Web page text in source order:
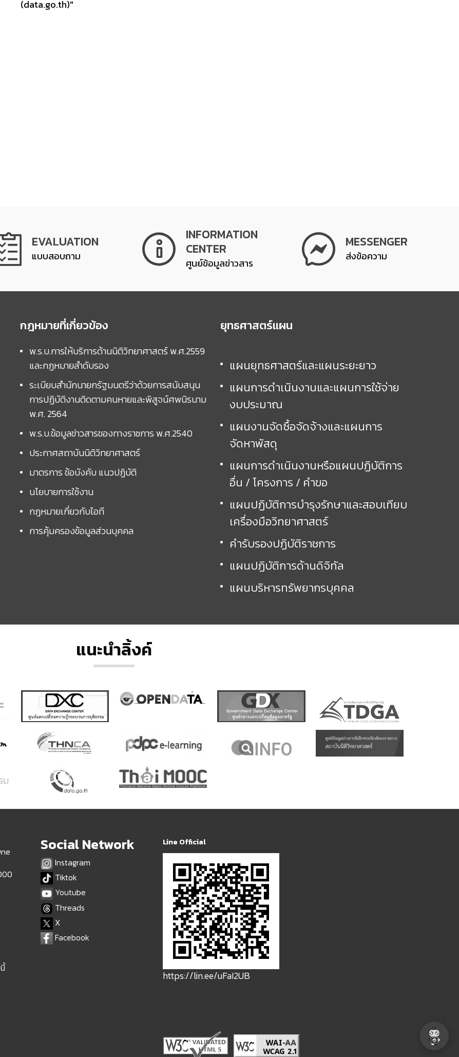
(data.go.th)"
EVALUATION
แบบสอบถาม
INFORMATION
CENTER
ศูนย์ข้อมูลข่าวสาร
MESSENGER
ส่งข้อความ
กฎหมายที่เกี่ยวข้อง
พ.ร.บ.การให้บริการด้านนิติวิทยาศาสตร์ พ.ศ.2559
และกฏหมายลำดับรอง
ระเบียบสำนักนายกรัฐมนตรีว่าด้วยการสนับสนุน
การปฏิบัติงานติดตามคนหายและพิสูจน์ศพนิรนาม
พ.ศ. 2564
พ.ร.บ.ข้อมูลข่าวสารของทางราชการ พ.ศ.2540
ประกาศสถาบันนิติวิทยาศาสตร์
มาตรการ ข้อบังคับ แนวปฏิบัติ
นโยบายการใช้งาน
กฎหมายเกี่ยวกับไอที
การคุ้มครองข้อมูลส่วนบุคคล
ยุทธศาสตร์แผน
แผนยุทธศาสตร์และแผนระยะยาว
แผนการดำเนินงานและแผนการใช้จ่าย
งบประมาณ
แผนงานจัดซื้อจัดจ้างและแผนการ
จัดหาพัสดุ
แผนการดำเนินงานหรือแผนปฏิบัติการ
อื่น / โครงการ / คำขอ
แผนปฏิบัติการบำรุงรักษาและสอบเทียบ
เครื่องมือวิทยาศาสตร์
คำรับรองปฏิบัติราชการ
แผนปฏิบัติการด้านดิจิทัล
แผนบริหารทรัพยากรบุคคล
แนะนำลิ้งค์
Social Network
Instagram
Tiktok
Youtube
Threads
X
Facebook
Line Official
https://lin.ee/uFaI2UB